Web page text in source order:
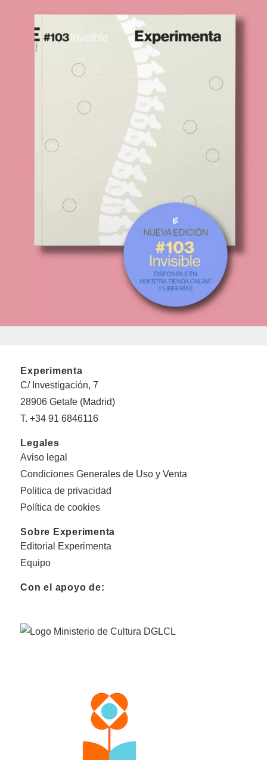
Experimenta
C/ Investigación, 7
28906 Getafe (Madrid)
T. +34 91 6846116
Legales
Aviso legal
Condiciones Generales de Uso y Venta
Politica de privacidad
Política de cookies
Sobre Experimenta
Editorial Experimenta
Equipo
Con el apoyo de: